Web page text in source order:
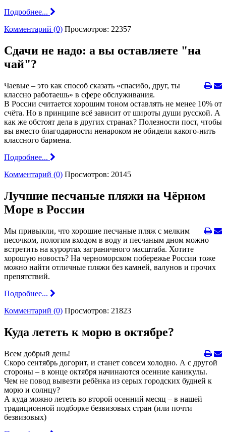
Подробнее...
Комментарий (0) Просмотров: 22357
Сдачи не надо: а вы оставляете "на
чай"?
Чаевые – это как способ сказать «спасибо, друг, ты
классно работаешь» в сфере обслуживания.
В России считается хорошим тоном оставлять не менее 10% от
счёта. Но в принципе всё зависит от широты души русской. А
как же обстоят дела в других странах? Полезности пост, чтобы
вы вместо благодарности ненароком не обидели какого-нить
классного бармена.
Подробнее...
Комментарий (0) Просмотров: 20145
Лучшие песчаные пляжи на Чёрном
Море в России
Мы привыкли, что хорошие песчаные пляж с мелким
песочком, пологим входом в воду и песчаным дном можно
встретить на курортах заграничного масштаба. Хотите
хорошую новость? На черноморском побережье России тоже
можно найти отличные пляжи без камней, валунов и прочих
препятствий.
Подробнее...
Комментарий (0) Просмотров: 21823
Куда лететь к морю в октябре?
Всем добрый день!
Скоро сентябрь догорит, и станет совсем холодно. А с другой
стороны – в конце октября начинаются осенние каникулы.
Чем не повод вывезти ребёнка из серых городских будней к
морю и солнцу?
А куда можно лететь во второй осенний месяц – в нашей
традиционной подборке безвизовых стран (или почти
безвизовых)